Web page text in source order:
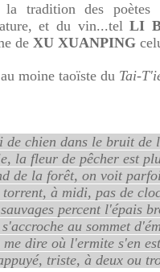
tradition des poètes
et du vin...telLI
de XU XUANPING
moine taoïste du Tai-
de chien dans le bruit de
la fleur de pêcher est
de la forêt, on voit
torrent, à midi, pas de
percent l'épais
au sommet
dire où l'ermite s'en
triste, à deux ou